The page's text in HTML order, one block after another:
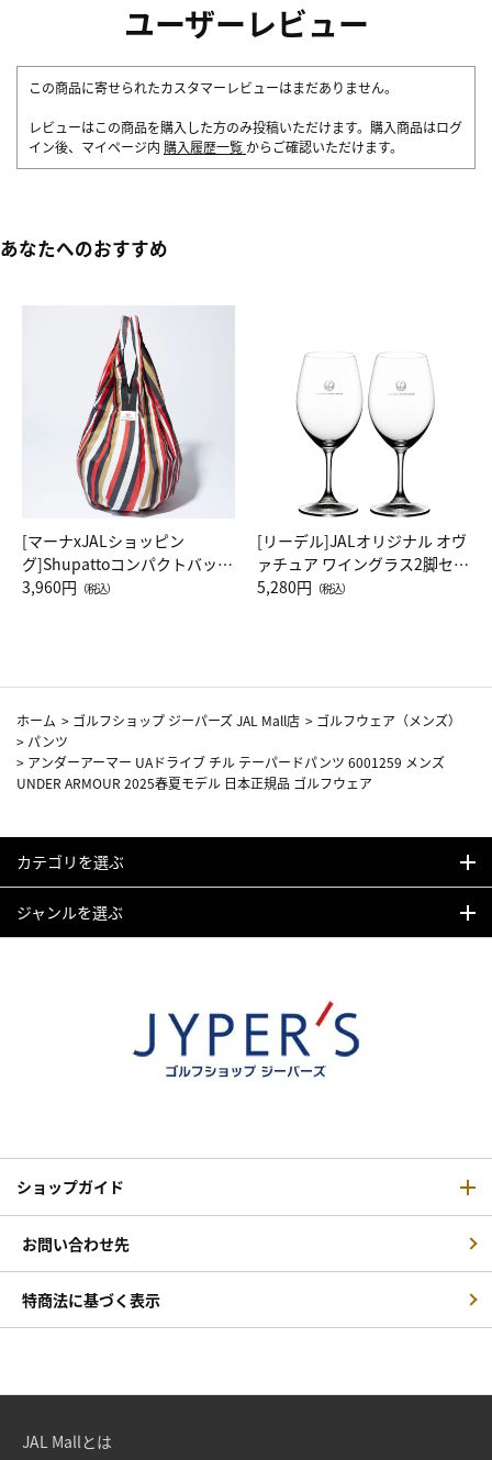
ユーザーレビュー
この商品に寄せられたカスタマーレビューはまだありません。
レビューはこの商品を購入した方のみ投稿いただけます。購入商品はログ
イン後、マイページ内 購入履歴一覧 からご確認いただけます。
あなたへのおすすめ
[マーナxJALショッピン
グ]Shupattoコンパクトバッグ
Drop JAL客室乗務員（LC）ス
3,960円 （税込）
[リーデル]JALオリジナル オヴ
ァチュア ワイングラス2脚セッ
ト（レッドワイン）
5,280円 （税込）
ホーム > ゴルフショップ ジーパーズ JAL Mall店 > ゴルフウェア（メンズ）
> パンツ
> アンダーアーマー UAドライブ チル テーパードパンツ 6001259 メンズ
UNDER ARMOUR 2025春夏モデル 日本正規品 ゴルフウェア
カテゴリを選ぶ
ジャンルを選ぶ
ショップガイド
お問い合わせ先
特商法に基づく表示
JAL Mallとは